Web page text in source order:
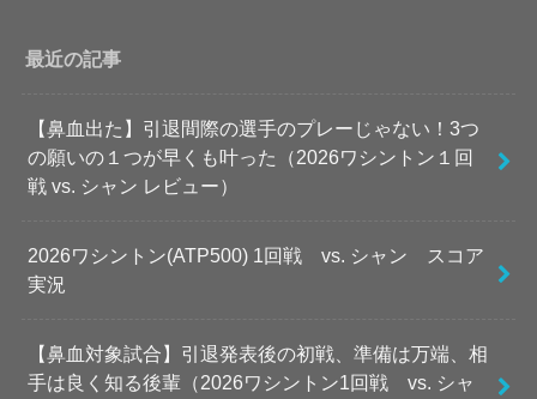
最近の記事
【鼻血出た】引退間際の選手のプレーじゃない！3つ
の願いの１つが早くも叶った（2026ワシントン１回
戦 vs. シャン レビュー）
2026ワシントン(ATP500) 1回戦 vs. シャン スコア
実況
【鼻血対象試合】引退発表後の初戦、準備は万端、相
手は良く知る後輩（2026ワシントン1回戦 vs. シャ